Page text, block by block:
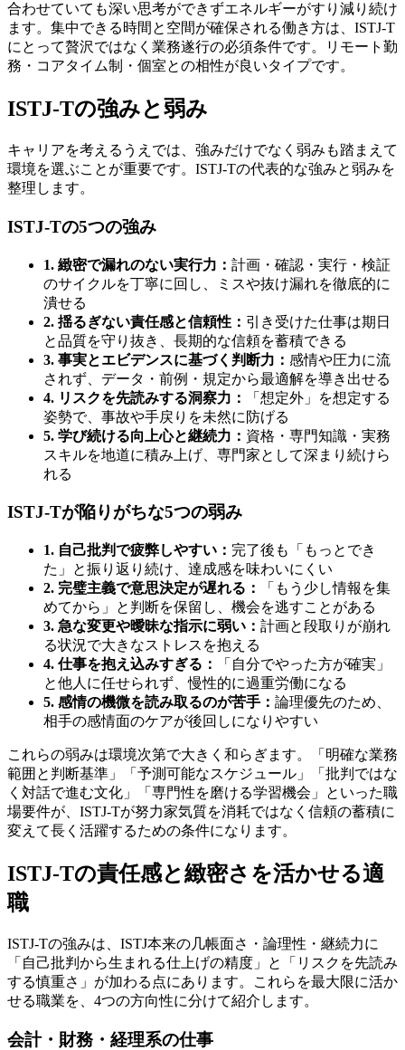
合わせていても深い思考ができずエネルギーがすり減り続け
ます。集中できる時間と空間が確保される働き方は、ISTJ-T
にとって贅沢ではなく業務遂行の必須条件です。リモート勤
務・コアタイム制・個室との相性が良いタイプです。
ISTJ-Tの強みと弱み
キャリアを考えるうえでは、強みだけでなく弱みも踏まえて
環境を選ぶことが重要です。ISTJ-Tの代表的な強みと弱みを
整理します。
ISTJ-Tの5つの強み
1. 緻密で漏れのない実行力： 計画・確認・実行・検証
のサイクルを丁寧に回し、ミスや抜け漏れを徹底的に
潰せる
2. 揺るぎない責任感と信頼性： 引き受けた仕事は期日
と品質を守り抜き、長期的な信頼を蓄積できる
3. 事実とエビデンスに基づく判断力： 感情や圧力に流
されず、データ・前例・規定から最適解を導き出せる
4. リスクを先読みする洞察力：
「想定外」を想定する
姿勢で、事故や手戻りを未然に防げる
5. 学び続ける向上心と継続力： 資格・専門知識・実務
スキルを地道に積み上げ、専門家として深まり続けら
れる
ISTJ-Tが陥りがちな5つの弱み
1. 自己批判で疲弊しやすい： 完了後も「もっとでき
た」と振り返り続け、達成感を味わいにくい
2. 完璧主義で意思決定が遅れる：
「もう少し情報を集
めてから」と判断を保留し、機会を逃すことがある
3. 急な変更や曖昧な指示に弱い： 計画と段取りが崩れ
る状況で大きなストレスを抱える
4. 仕事を抱え込みすぎる：
「自分でやった方が確実」
と他人に任せられず、慢性的に過重労働になる
5. 感情の機微を読み取るのが苦手： 論理優先のため、
相手の感情面のケアが後回しになりやすい
これらの弱みは環境次第で大きく和らぎます。「明確な業務
範囲と判断基準」「予測可能なスケジュール」「批判ではな
く対話で進む文化」「専門性を磨ける学習機会」といった職
場要件が、ISTJ-Tが努力家気質を消耗ではなく信頼の蓄積に
変えて長く活躍するための条件になります。
ISTJ-Tの責任感と緻密さを活かせる適
職
ISTJ-Tの強みは、ISTJ本来の几帳面さ・論理性・継続力に
「自己批判から生まれる仕上げの精度」と「リスクを先読み
する慎重さ」が加わる点にあります。これらを最大限に活か
せる職業を、4つの方向性に分けて紹介します。
会計・財務・経理系の仕事